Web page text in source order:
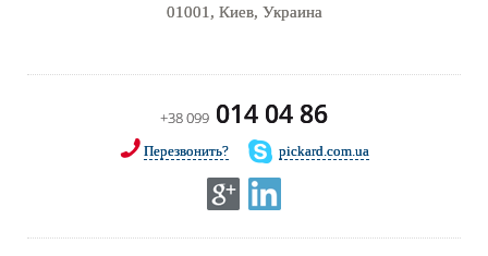
01001, Киев, Украина
+38 099 014 04 86
Перезвонить? pickard.com.ua